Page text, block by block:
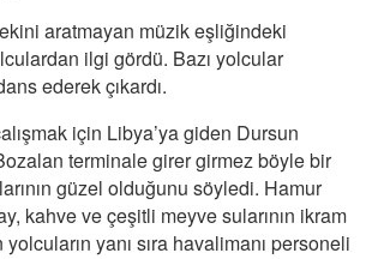
aratmayan müzik eşliğindeki
ilgi gördü. Bazı yolcular
ederek çıkardı.
için Libya’ya giden Dursun
terminale girer girmez böyle bir
güzel olduğunu söyledi. Hamur
kahve ve çeşitli meyve sularının ikram
yanı sıra havalimanı personeli